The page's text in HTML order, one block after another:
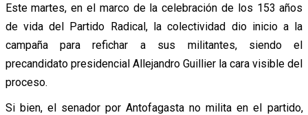
Este martes, en el marco de la celebración de los 153 años
de vida del Partido Radical, la colectividad dio inicio a la
campaña para refichar a sus militantes, siendo el
precandidato presidencial Allejandro Guillier la cara visible del
proceso.
Si bien, el senador por Antofagasta no milita en el partido,